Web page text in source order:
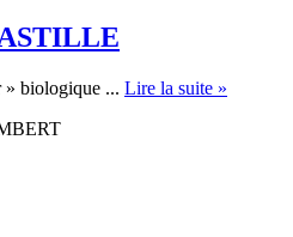
» biologique ... Lire la suite »